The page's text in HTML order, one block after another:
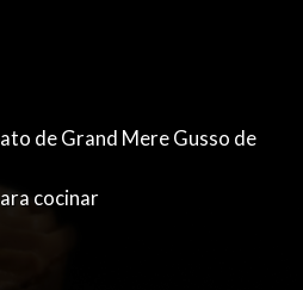
de Grand Mere Gusso de
cocinar